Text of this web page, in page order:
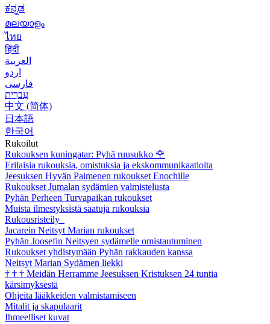
ಕನ್ನಡ
മലയാളം
ไทย
हिंदी
العربية
اردو
فارسی
עִברִית
中文 (简体)
日本語
한국어
Rukoilut
Rukouksen kuningatar: Pyhä ruusukko 🌹
Erilaisia rukouksia, omistuksia ja ekskommunikaatioita
Jeesuksen Hyvän Paimenen rukoukset Enochille
Rukoukset Jumalan sydämien valmistelusta
Pyhän Perheen Turvapaikan rukoukset
Muista ilmestyksistä saatuja rukouksia
Rukousristeily
Jacarein Neitsyt Marian rukoukset
Pyhän Joosefin Neitsyen sydämelle omistautuminen
Rukoukset yhdistymään Pyhän rakkauden kanssa
Neitsyt Marian Sydämen liekki
† † † Meidän Herramme Jeesuksen Kristuksen 24 tuntia
kärsimyksestä
Ohjeita lääkkeiden valmistamiseen
Mitalit ja skapulaarit
Ihmeelliset kuvat